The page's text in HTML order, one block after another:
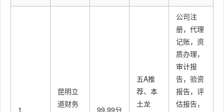
1
昆明立
道财务
99.99分
五A推
荐、本
土龙
公司注
册，代理
记账，资
质办理，
审计报
告，验资
报告，评
估报告，